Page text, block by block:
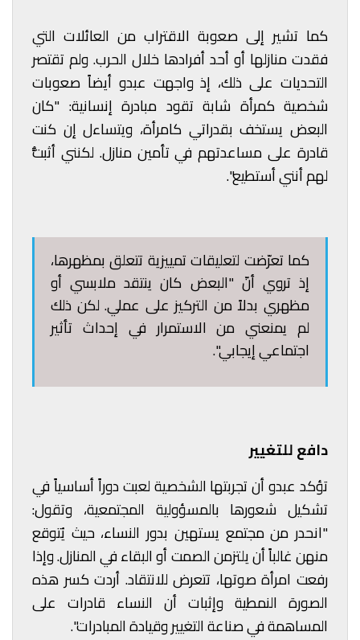
كما تشير إلى صعوبة الاقتراب من العائلات التي
فقدت منازلها أو أحد أفرادها خلال الحرب. ولم تقتصر
التحديات على ذلك، إذ واجهت عبدو أيضاً صعوبات
شخصية كمرأة شابة تقود مبادرة إنسانية: "كان
البعض يستخف بقدراتي كامرأة، ويتساءل إن كنت
قادرة على مساعدتهم في تأمين منازل. لكنني أثبتُّ
لهم أنني أستطيع".
كما تعرّضت لتعليقات تمييزية تتعلق بمظهرها،
إذ تروي أنّ "البعض كان ينتقد ملابسي أو
مظهري بدلاً من التركيز على عملي. لكن ذلك
لم يمنعني من الاستمرار في إحداث تأثير
اجتماعي إيجابي".
دافع للتغيير
تؤكد عبدو أن تجربتها الشخصية لعبت دوراً أساسياً في
تشكيل شعورها بالمسؤولية المجتمعية، وتقول:
"انحدر من مجتمع يستهين بدور النساء، حيث يُتوقع
منهن غالباً أن يلتزمن الصمت أو البقاء في المنازل. وإذا
رفعت امرأة صوتها، تتعرض للانتقاد. أردت كسر هذه
الصورة النمطية وإثبات أن النساء قادرات على
المساهمة في صناعة التغيير وقيادة المبادرات".